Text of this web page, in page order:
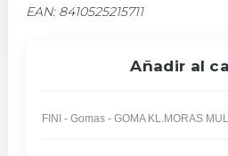
EAN: 8410525215711
Añadir al
FINI - Gomas - GOMA KL.MORAS